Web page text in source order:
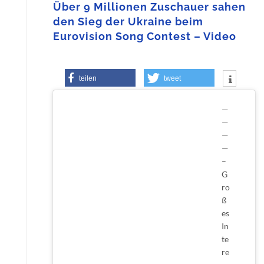
Über 9 Millionen Zuschauer sahen
den Sieg der Ukraine beim
Eurovision Song Contest – Video
teilen tweet
—
—
—
—
–
G
ro
ß
es
In
te
re